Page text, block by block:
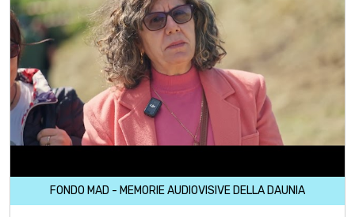
FONDO MAD - MEMORIE AUDIOVISIVE DELLA DAUNIA